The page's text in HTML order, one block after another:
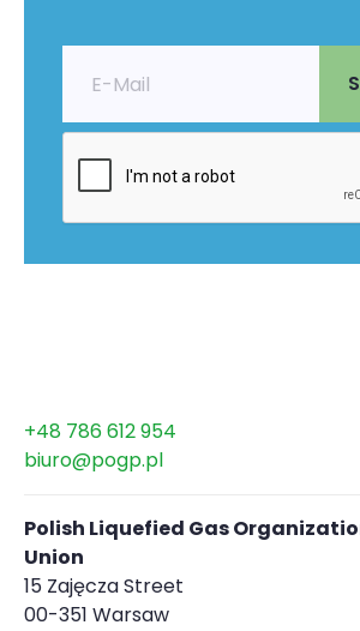
+48 786 612 954
biuro@pogp.pl
Polish Liquefied Gas
Union
15 Zajęcza Street
00-351 Warsaw